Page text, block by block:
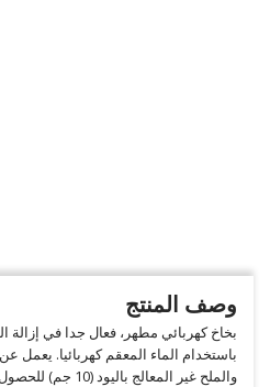
وصف المنتج
بخاخ كهربائي مطهر، فعال جدا في إزالة
والملح غير المعالج